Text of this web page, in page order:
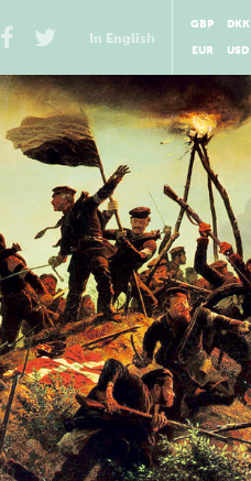
In English
GBP
DKK
EUR
USD